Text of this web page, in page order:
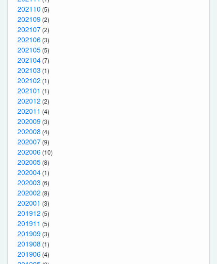
202110 (5)
202109 (2)
202107 (2)
202106 (3)
202105 (5)
202104 (7)
202103 (1)
202102 (1)
202101 (1)
202012 (2)
202011 (4)
202009 (3)
202008 (4)
202007 (9)
202006 (10)
202005 (8)
202004 (1)
202003 (6)
202002 (8)
202001 (3)
201912 (5)
201911 (5)
201909 (3)
201908 (1)
201906 (4)